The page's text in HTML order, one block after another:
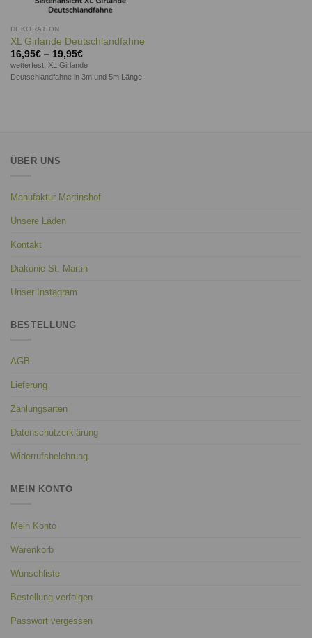
DEKORATION
XL Girlande Deutschlandfahne
16,95€– 19,95€
wetterfest, XL Girlande
Deutschlandfahne in 3m und 5m Länge
ÜBER UNS
Manufaktur Martinshof
Unsere Läden
Kontakt
Diakonie St. Martin
Unser Instagram
BESTELLUNG
AGB
Lieferung
Zahlungsarten
Datenschutzerklärung
Widerrufsbelehrung
MEIN KONTO
Mein Konto
Warenkorb
Wunschliste
Bestellung verfolgen
Passwort vergessen